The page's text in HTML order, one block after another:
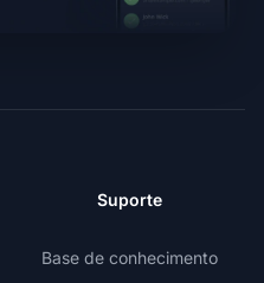
Suporte
Base de conhecimento